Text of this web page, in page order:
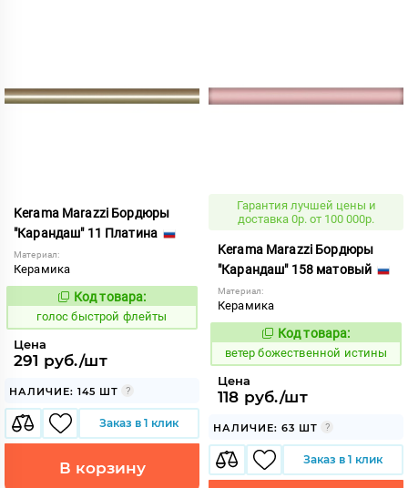
Kerama Marazzi Бордюры
"Карандаш" 11 Платина
Материал:
Керамика
282366
Код товара:
голос быстрой флейты
Цена
291 руб./шт
НАЛИЧИЕ: 145 ШТ
Заказ в 1 клик
В корзину
Гарантия лучшей цены и
доставка 0р. от 100 000р.
Kerama Marazzi Бордюры
"Карандаш" 158 матовый
Материал:
Керамика
110161
Код товара:
ветер божественной истины
Цена
118 руб./шт
НАЛИЧИЕ: 63 ШТ
Заказ в 1 клик